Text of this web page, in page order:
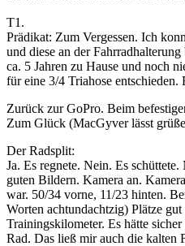
T1.
Prädikat: Zum Vergessen. Ich
und diese an der
ca. 5 Jahren zu Hause und noch
für eine 3/4 Triahose entschieden.
Zurück zur GoPro. Beim
Zum Glück (MacGyver lässt
Der Radsplit:
Ja. Es regnete. Nein. Es
guten Bildern. Kamera an.
war. 50/34 vorne, 11/23 hinten.
Worten achtundachtzig) Plätze
Trainingskilometer. Es hätte
Rad. Das ließ mir auch die kalten